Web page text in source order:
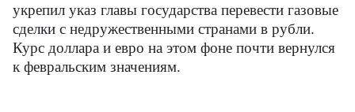
укрепил указ главы государства перевести газовые
сделки с недружественными странами в рубли.
Курс доллара и евро на этом фоне почти вернулся
к февральским значениям.